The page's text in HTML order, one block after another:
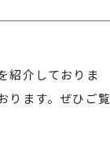
紹介しておりま
ります。ぜひご覧